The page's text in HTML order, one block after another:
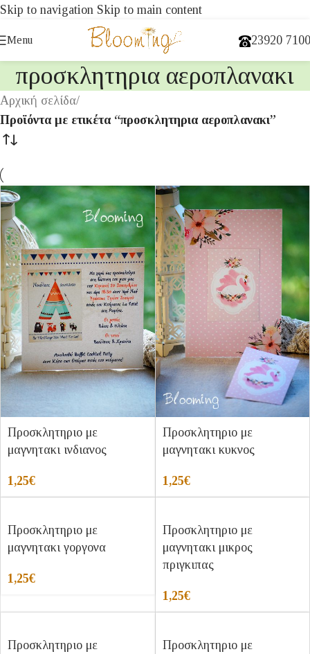
Skip to navigation Skip to main content
Menu 23920
προσκλητηρια αεροπλανακι
Αρχική σελίδα/
Προϊόντα με ετικέτα “προσκλητηρια αεροπλανακι”
Προσκλητηριο με
μαγνητακι ινδιανος
1,25€
Προσκλητηριο με
μαγνητακι κυκνος
1,25€
Προσκλητηριο με
μαγνητακι γοργονα
1,25€
Προσκλητηριο με
μαγνητακι μικρος
πριγκιπας
1,25€
Προσκλητηριο με
Προσκλητηριο με